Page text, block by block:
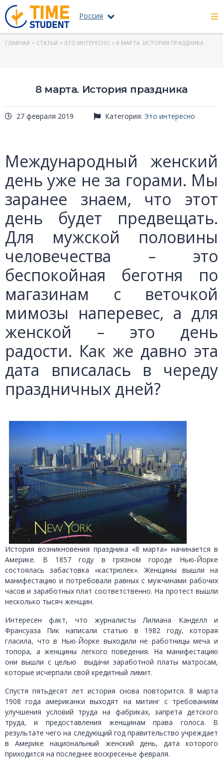
Россия
ГЛАВНАЯ > СТАТЬИ > ЭТО ИНТЕРЕСНО > 8 МАРТА. ИСТОРИЯ ПРАЗДНИКА
8 марта. История праздника
27 февраля 2019 Категория: Это интересно
Международный женский
день уже не за горами. Мы
заранее знаем, что этот
день будет предвещать.
Для мужской половины
человечества – это
беспокойная беготня по
магазинам с веточкой
мимозы наперевес, а для
женской – это день
радости. Как же давно эта
дата вписалась в череду
праздничных дней?
История возникновения праздника «8 марта» начинается в
Америке. В 1857 году в грязном городе Нью-Йорке
состоялась забастовка «кастрюлек». Женщины вышли на
манифестацию и потребовали равных с мужчинами рабочих
часов и заработных плат соответственно. На протест вышли
несколько тысяч женщин.
Интересен факт, что журналисты Лилиана Канделл и
Франсуаза Пик написали статью в 1982 году, которая
гласила, что в Нью-Йорке выходили не работницы меча и
топора, а женщины легкого поведения. На манифестацию
они вышли с целью выдачи заработной платы матросам,
которые исчерпали свой кредитный лимит.
Спустя пятьдесят лет история снова повторится. 8 марта
1908 года американки выходят на митинг с требованиям
улучшения условий труда на фабриках, запрета детского
труда, и предоставления женщинам права голоса. В
результате чего на следующий год правительство учреждает
в Америке национальный женский день, дата которого
приходится на последнее воскресенье февраля.